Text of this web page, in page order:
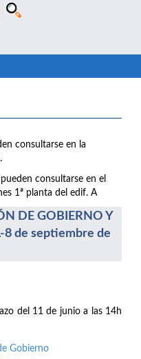
consultarse en la
consultarse en el
1ª planta del edif. A
DE GOBIERNO Y
8 de septiembre de
del 11 de junio a las 14h
Gobierno